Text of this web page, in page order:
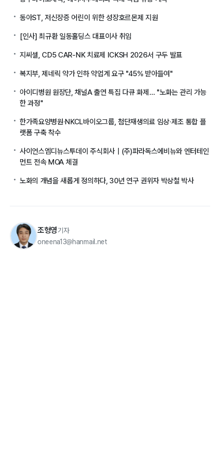
동아ST, 저신장증 어린이 위한 성장호르몬제 지원
[인사] 최규환 일동홀딩스 대표이사 취임
지씨셀, CD5 CAR-NK 치료제 ICKSH 2026서 구두 발표
복지부, 제네릭 약가 인하 약업계 요구 "45% 받아들여"
아이디병원 원장단, 채널A 출연 특집 다큐 화제… "노화는 관리 가능
한 과정"
한가족요양병원·NKCL바이오그룹, 첨단재생의료 임상·제조 통합 플
랫폼 구축 착수
사이언스엠디뉴스투데이 주식회사｜(주)파라독스에비뉴와 엔터테인
먼트 전속 MOA 체결
노화의 개념을 새롭게 정의하다, 30년 연구 권위자 박상철 박사
조형영기자
oneena13@hanmail.net